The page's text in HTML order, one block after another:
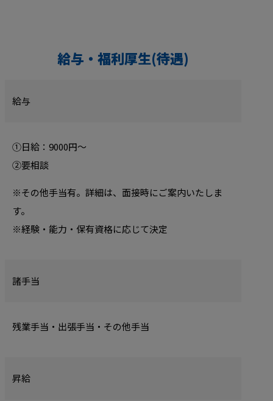
給与・福利厚生(待遇)
給与
①日給：9000円～
②要相談
※その他手当有。詳細は、面接時にご案内いたしま
す。
※経験・能力・保有資格に応じて決定
諸手当
残業手当・出張手当・その他手当
昇給